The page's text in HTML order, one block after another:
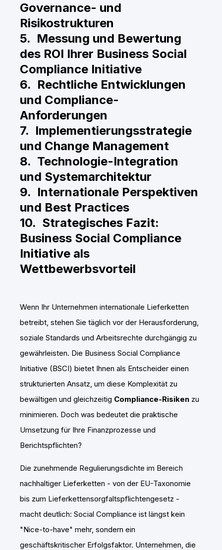
Governance- und
Risikostrukturen
5. Messung und Bewertung
des ROI Ihrer Business Social
Compliance Initiative
6. Rechtliche Entwicklungen
und Compliance-
Anforderungen
7. Implementierungsstrategie
und Change Management
8. Technologie-Integration
und Systemarchitektur
9. Internationale Perspektiven
und Best Practices
10. Strategisches Fazit:
Business Social Compliance
Initiative als
Wettbewerbsvorteil
Wenn Ihr Unternehmen internationale Lieferketten
betreibt, stehen Sie täglich vor der Herausforderung,
soziale Standards und Arbeitsrechte durchgängig zu
gewährleisten. Die Business Social Compliance
Initiative (BSCI) bietet Ihnen als Entscheider einen
strukturierten Ansatz, um diese Komplexität zu
bewältigen und gleichzeitig Compliance-Risiken zu
minimieren. Doch was bedeutet die praktische
Umsetzung für Ihre Finanzprozesse und
Berichtspflichten?
Die zunehmende Regulierungsdichte im Bereich
nachhaltiger Lieferketten - von der EU-Taxonomie
bis zum Lieferkettensorgfaltspflichtengesetz -
macht deutlich: Social Compliance ist längst kein
"Nice-to-have" mehr, sondern ein
geschäftskritischer Erfolgsfaktor. Unternehmen, die